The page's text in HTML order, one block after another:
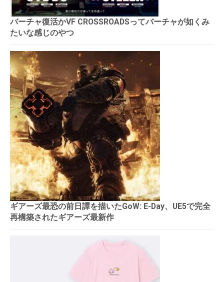
バーチャ復活かVF CROSSROADSってバーチャが如くみ
たいな感じのやつ
ギアーズ最恐の前日譚を描いたGoW: E-Day、UE5で完全
再構築されたギアーズ最新作